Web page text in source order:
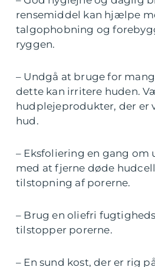
rensemiddel kan hjælpe
talgophobning og
ryggen.
– Undgå at bruge for
dette kan irritere huden.
hudplejeprodukter, der er
hud.
– Eksfoliering en gang
med at fjerne døde
tilstopning af porerne.
– Brug en oliefri
tilstopper porerne.
– En sund kost, der er rig